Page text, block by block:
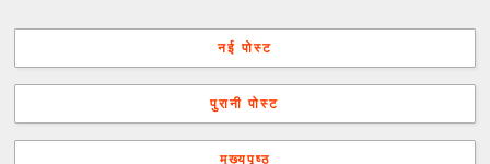
नई पोस्ट
पुरानी पोस्ट
मुख्यपृष्ठ